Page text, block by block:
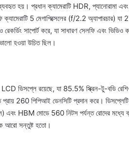
হয়। প্রধান ক্যামেরাটি HDR, প্যানোরামা
5 মেগাপিক্সেলের (f/2.2 অ্যাপারচার)
সাপোর্ট করে, যা সাধারণ সেলফি এবং
হওয়া উচিত ছিল।
ডিসপ্লে রয়েছে, যা 85.5% স্ক্রিন-টু-বডি
260 পিপিআই ডেনসিটি প্রদান করে।
এবং HBM মোডে 560 নিটস পর্যন্ত রোদের মধ্যে
আরো সন্তুষ্ট হতো।